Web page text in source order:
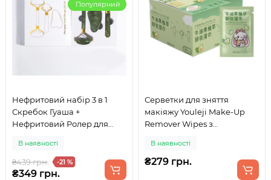
Популярний
Нефритовий набір 3 в 1
Скребок Гуаша +
Нефритовий Ролер для
масажер Масажний набір
для обличчя
В наявності
₴439 грн. -21 %
₴349 грн.
Серветки для зняття
макіяжу Youleji Make-Up
Remover Wipes з
В наявності
₴279 грн.